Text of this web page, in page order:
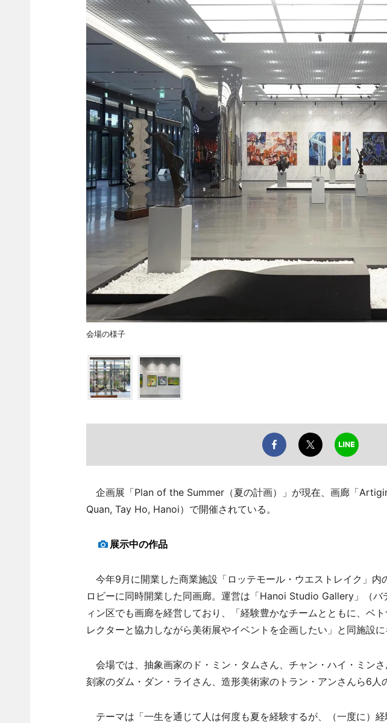
会場の様子
企画展「Plan of the Summer（夏の計画）」が現在、画廊「
Quan, Tay Ho, Hanoi）で開催されている。
展示中の作品
今年9月に開業した商業施設「ロッテモール・ウエストレイク」内
ロビーに同時開業した同画廊。運営は「Hanoi Studio Gallery」（バ
ィン区でも画廊を経営しており、「経験豊かなチームとともに、ベ
レクターと協力しながら美術展やイベントを企画したい」と同施設に
会場では、抽象画家のド・ミン・タムさん、チャン・ハイ・ミン
刻家のダム・ダン・ライさん、造形美術家のトラン・アンさんら6人
テーマは「一生を通じて人は何度も夏を経験するが、（一度に）